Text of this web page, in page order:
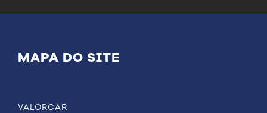
MAPA DO SITE
VALORCAR